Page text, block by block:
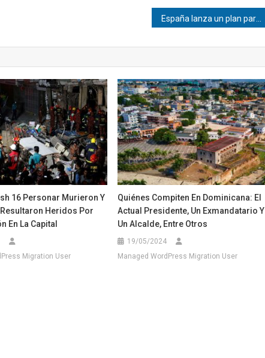
16 Personar Murieron Y
Resultaron Heridos Por
En La Capital
Migration User
Quiénes Compiten En Dominicana: El
Actual Presidente, Un Exmandatario Y
Un Alcalde, Entre Otros
19/05/2024
Managed WordPress Migration User